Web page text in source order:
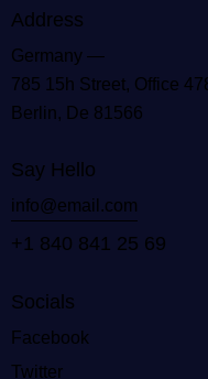
Address
Germany —
785 15h Street, Office
Berlin, De 81566
Say Hello
info@email.com
+1 840 841 25 69
Socials
Facebook
Twitter